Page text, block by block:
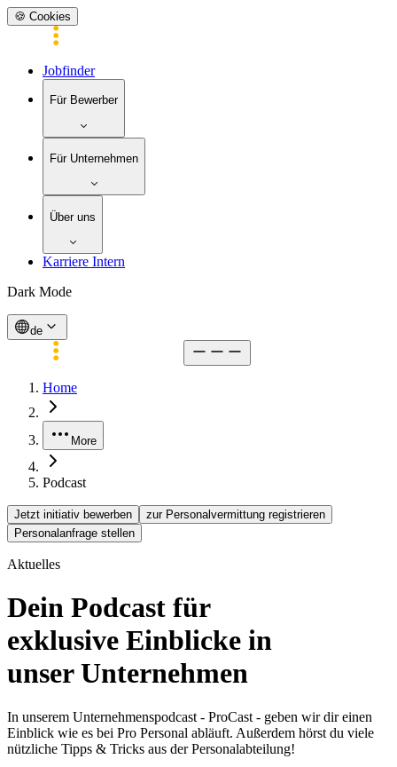
🍪 Cookies
Jobfinder
Für Bewerber
Für Unternehmen
Über uns
Karriere Intern
Dark Mode
de
Home
More
Podcast
Jetzt initiativ bewerben
zur Personalvermittung registrieren
Personalanfrage stellen
Aktuelles
Dein Podcast für
exklusive Einblicke in
unser Unternehmen
In unserem Unternehmenspodcast - ProCast - geben wir dir einen
Einblick wie es bei Pro Personal abläuft. Außerdem hörst du viele
nützliche Tipps & Tricks aus der Personalabteilung!